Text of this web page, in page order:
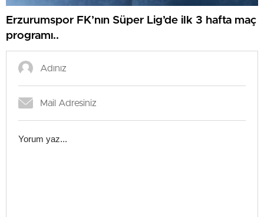
Erzurumspor FK’nın Süper Lig’de ilk 3 hafta maç
programı..